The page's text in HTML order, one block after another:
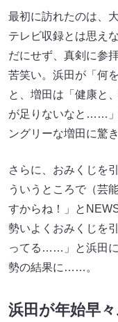
最初に訪れたのは、
テレビ収録とは思え
だにせず、真剣に参
苦笑い。浜田が「何
と、増田は「健康と
が足りないなと……」
ングリーな増田に驚き
さらに、おみくじを
ういうところで（芸
すからね！」と
勢いよくおみくじを
ってる……」と浜田
勢の結果に……。
浜田が年始早